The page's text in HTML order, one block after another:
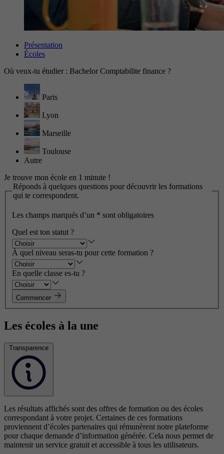
Présentation
Écoles
Où veux-tu étudier : Bachelor Comptabilite finance ?
Paris
Lyon
Marseille
Toulouse
Autre
Je trouve mon école en 1 minute !
Réponds à quelques questions pour découvrir les formations
qui te correspondent.
Les champs marqués d’un * sont obligatoires
Quel est ton statut ?
À quel niveau seras-tu pour cette formation ?
En quelle classe es-tu ?
Commencer
Les écoles à la une
Transparence
Les résultats affichés sont des offres de formation ou des écoles
correspondant à votre projet. Certaines de ces formations
proviennent d’écoles partenaires qui rémunèrent notre plateforme
pour chaque demande d’information générée. Cela nous permet de
maintenir un service gratuit et accessible à tous les utilisateurs.